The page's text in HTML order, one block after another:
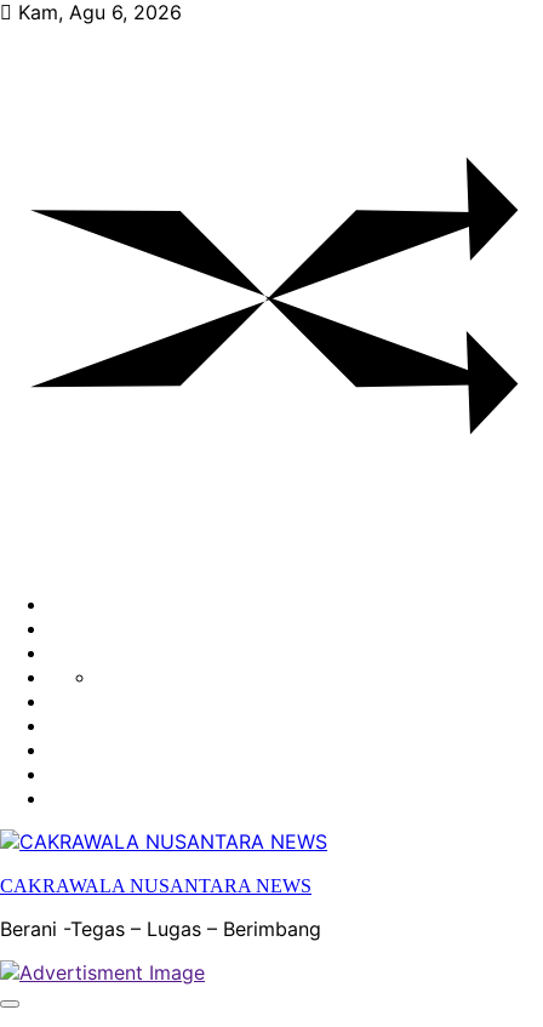
SkipKam, Agu 6, 2026
POLITIK
BUDAYA
CAKRAWALA NUSANTARA NEWS
Berani -Tegas – Lugas – Berimbang